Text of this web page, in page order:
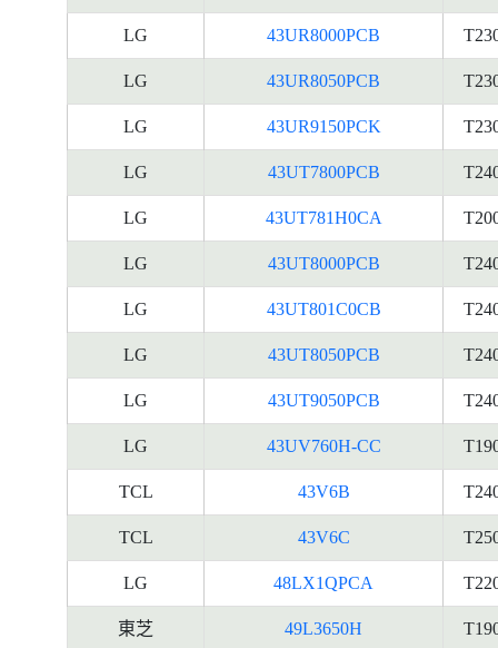
LG 43UR8000PCB
LG 43UR8050PCB
LG 43UR9150PCK
LG 43UT7800PCB
LG 43UT781H0CA
LG 43UT8000PCB
LG 43UT801C0CB
LG 43UT8050PCB
LG 43UT9050PCB
LG 43UV760H-CC
TCL 43V6B
TCL 43V6C
LG 48LX1QPCA
東芝 49L3650H